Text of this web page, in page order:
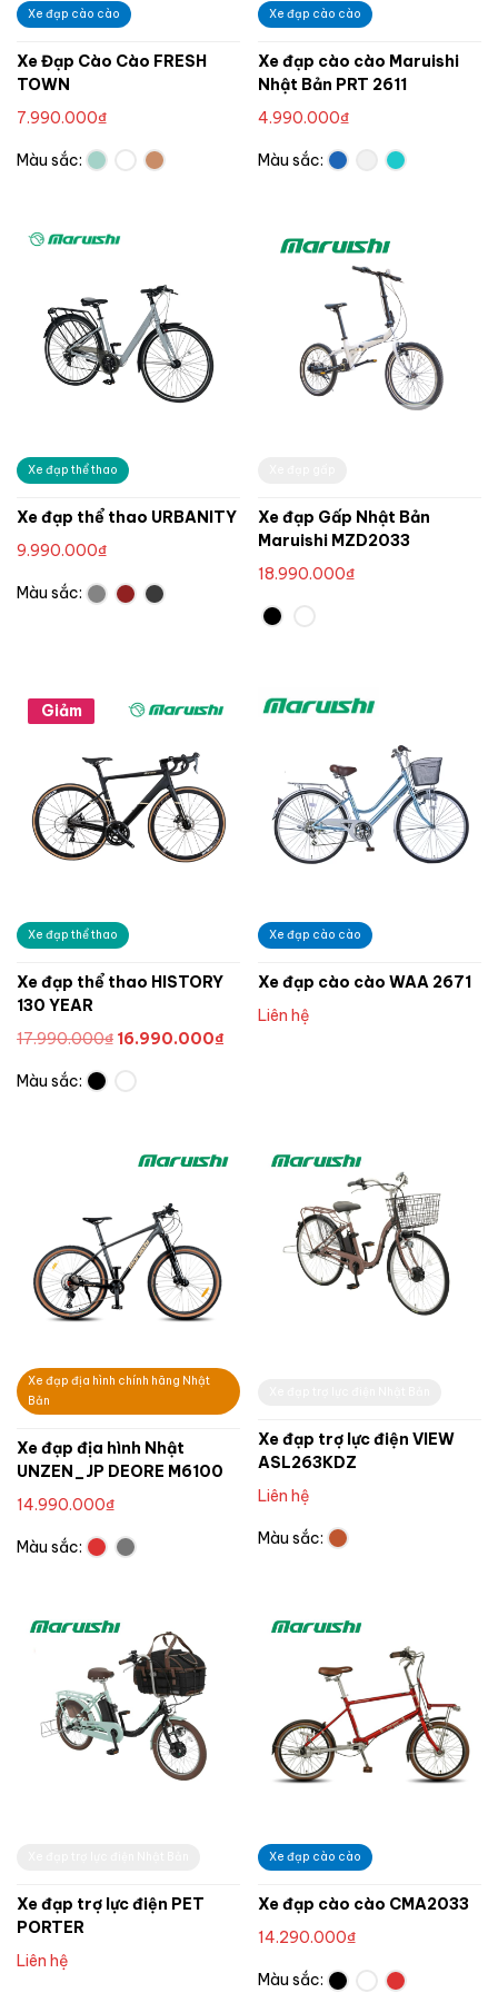
Xe đạp cào cào
Xe Đạp Cào Cào FRESH
TOWN
7.990.000₫
Màu sắc:
Xe đạp cào cào
Xe đạp cào cào Maruishi
Nhật Bản PRT 2611
4.990.000₫
Màu sắc:
Xe đạp thể thao
Xe đạp thể thao URBANITY
9.990.000₫
Màu sắc:
Xe đạp Gấp Nhật Bản
Maruishi MZD2033
18.990.000₫
Giảm
Xe đạp thể thao
Xe đạp thể thao HISTORY
130 YEAR
17.990.000₫ Giá
16.990.000₫Giá
Màu sắc:
Xe đạp cào cào
Xe đạp cào cào WAA 2671
Liên hệ
Xe đạp địa hình chính hãng Nhật
Bản
Xe đạp địa hình Nhật
UNZEN_JP DEORE M6100
14.990.000₫
Màu sắc:
Xe đạp trợ lực điện VIEW
ASL263KDZ
Liên hệ
Màu sắc:
Xe đạp trợ lực điện PET
PORTER
Liên hệ
Xe đạp cào cào
Xe đạp cào cào CMA2033
14.290.000₫
Màu sắc: